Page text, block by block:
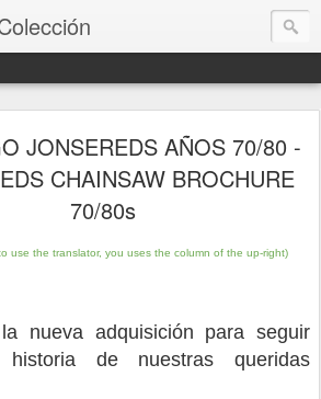
JONSEREDS AÑOS 70/80 -
CHAINSAW BROCHURE
70/80s
use the translator, you uses the column of the up-right)
nueva adquisición para seguir
historia de nuestras queridas